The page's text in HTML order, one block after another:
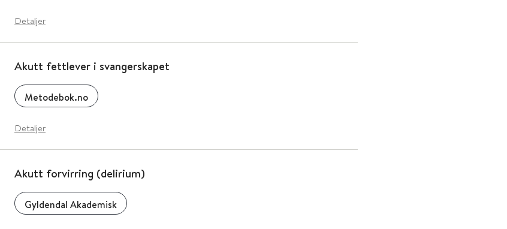
Detaljer
Akutt fettlever i svangerskapet
Metodebok.no
Detaljer
Akutt forvirring (delirium)
Gyldendal Akademisk